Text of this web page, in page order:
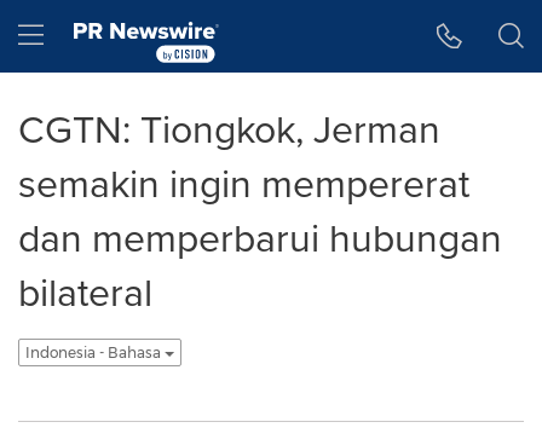
Hamburger menu
CGTN: Tiongkok, Jerman
semakin ingin mempererat
dan memperbarui hubungan
bilateral
Indonesia - Bahasa